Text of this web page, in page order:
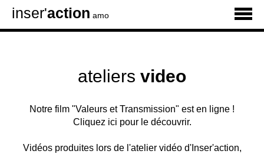
inser'action amo
ateliers video
Notre film "Valeurs et Transmission" est en ligne !
Cliquez ici pour le découvrir.
Vidéos produites lors de l'atelier vidéo d'Inser'action,